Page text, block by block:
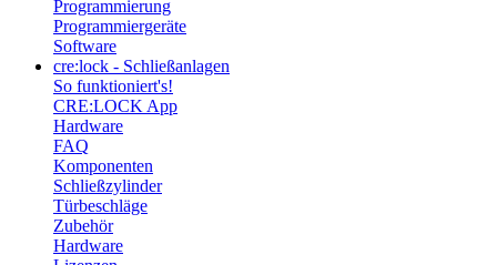
Programmierung
Programmiergeräte
Software
cre:lock - Schließanlagen
So funktioniert's!
CRE:LOCK App
Hardware
FAQ
Komponenten
Schließzylinder
Türbeschläge
Zubehör
Hardware